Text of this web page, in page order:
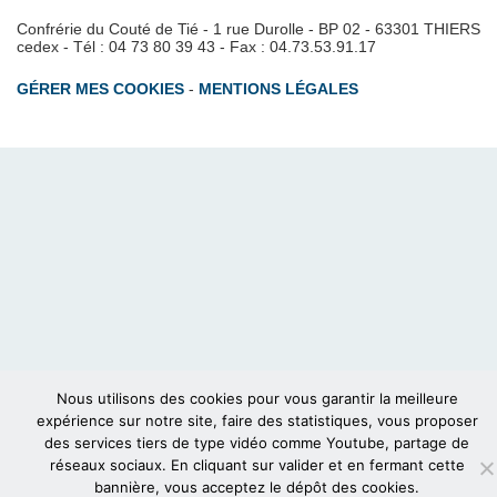
Confrérie du Couté de Tié - 1 rue Durolle - BP 02 - 63301 THIERS
cedex - Tél : 04 73 80 39 43 - Fax : 04.73.53.91.17
GÉRER MES COOKIES - MENTIONS LÉGALES
Nous utilisons des cookies pour vous garantir la meilleure
expérience sur notre site, faire des statistiques, vous proposer
des services tiers de type vidéo comme Youtube, partage de
réseaux sociaux. En cliquant sur valider et en fermant cette
bannière, vous acceptez le dépôt des cookies.